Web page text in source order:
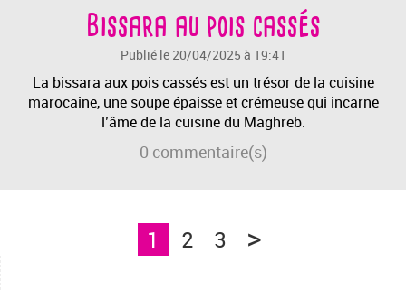
Bissara au pois cassés
Publié le 20/04/2025 à 19:41
La bissara aux pois cassés est un trésor de la cuisine
marocaine, une soupe épaisse et crémeuse qui incarne
l’âme de la cuisine du Maghreb.
0 commentaire(s)
1 2 3 >